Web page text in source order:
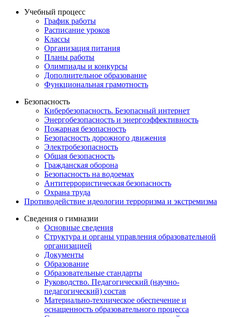
Учебный процесс
График работы
Расписание уроков
Классы
Организация питания
Планы работы
Олимпиады и конкурсы
Дополнительное образование
Функциональная грамотность
Безопасность
Кибербезопасность. Безопасный интернет
Энергобезопасность и энергоэффективность
Пожарная безопасность
Безопасность дорожного движения
Электробезопасность
Общая безопасность
Гражданская оборона
Безопасность на водоемах
Антитеррористическая безопасность
Охрана труда
Противодействие идеологии терроризма и экстремизма
Сведения о гимназии
Основные сведения
Структура и органы управления образовательной
организацией
Документы
Образование
Образовательные стандарты
Руководство. Педагогический (научно-
педагогический) состав
Материально-техническое обеспечение и
оснащенность образовательного процесса